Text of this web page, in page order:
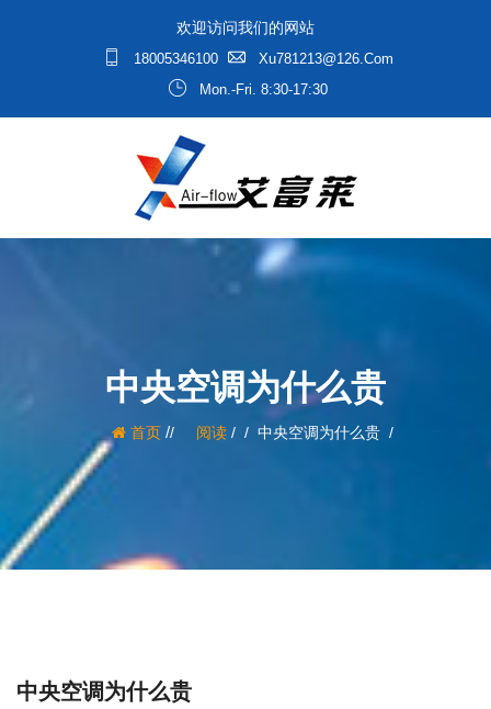
欢迎访问我们的网站
18005346100
Xu781213@126.com
Mon.-Fri. 8:30-17:30
中央空调为什么贵
首页/ 阅读/ 中央空调为什么贵
中央空调为什么贵